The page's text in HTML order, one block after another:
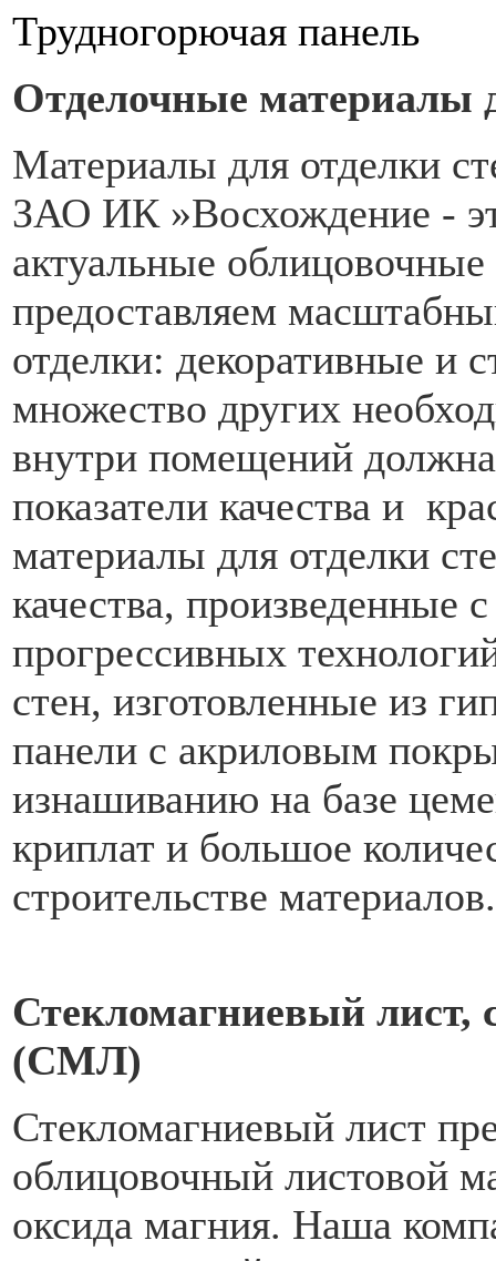
Трудногорючая панель
Отделочные материалы
Материалы для отделки
ЗАО ИК »Восхождение -
актуальные
предоставляем
отделки: декоративные и
множество других
внутри помещений
показатели качества и
материалы для отделки
качества, произведенные
прогрессивных
стен, изготовленные из
панели с акриловым
изнашиванию на базе
криплат и большое
строительстве материалов.
Стекломагниевый лист,
(СМЛ)
Стекломагниевый лист
облицовочный листовой
оксида магния. Наша